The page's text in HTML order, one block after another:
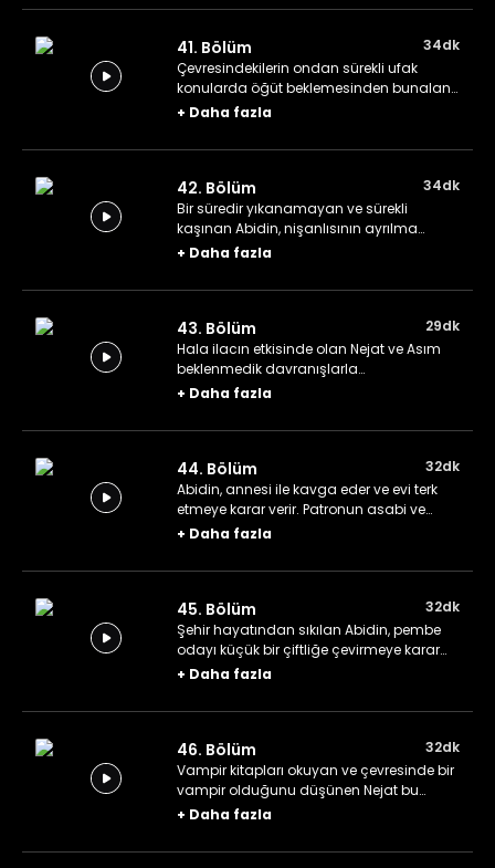
41. Bölüm
34dk
Çevresindekilerin ondan sürekli ufak
konularda öğüt beklemesinden bunalan
Abidin, başka bir meslek edinmeye karar
hayal eder.
+ Daha fazla
42. Bölüm
34dk
Bir süredir yıkanamayan ve sürekli
kaşınan Abidin, nişanlısının ayrılma
isteğini kabul etmeyen bir okuruna
kullanır.
+ Daha fazla
43. Bölüm
29dk
Hala ilacın etkisinde olan Nejat ve Asım
beklenmedik davranışlarla
çevresindekileri şaşırtmaya devam
yeni bir çözüm bulur.
+ Daha fazla
44. Bölüm
32dk
Abidin, annesi ile kavga eder ve evi terk
etmeye karar verir. Patronun asabi ve
dengesiz davranışları olan oğlu, teftiş
+ Daha fazla
45. Bölüm
32dk
Şehir hayatından sıkılan Abidin, pembe
odayı küçük bir çiftliğe çevirmeye karar
verir. Sevda, iki kadın arasında kalan
+ Daha fazla
46. Bölüm
32dk
Vampir kitapları okuyan ve çevresinde bir
vampir olduğunu düşünen Nejat bu
kişinin Abidin olduğuna ikna olur. Asım,
maruz kalır.
+ Daha fazla